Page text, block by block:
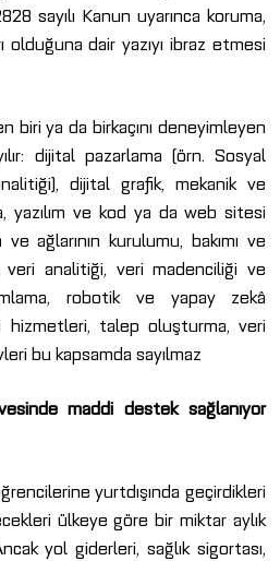
sayılı Kanun uyarınca koruma,
olduğuna dair yazıyı ibraz etmesi
biri ya da birkaçını deneyimleyen
dijital pazarlama (örn. Sosyal
dijital grafik, mekanik ve
yazılım ve kod ya da web sitesi
ağlarının kurulumu, bakımı ve
analitiği, veri madenciliği ve
robotik ve yapay zekâ
hizmetleri, talep oluşturma, veri
bu kapsamda sayılmaz
maddi destek sağlanıyor
yurtdışında geçirdikleri
ülkeye göre bir miktar aylık
yol giderleri, sağlık sigortası,